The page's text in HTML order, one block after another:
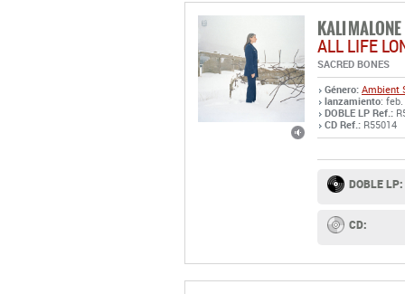
KALI MALONE
ALL LIFE
SACRED BONES
Género: Ambient
lanzamiento:
DOBLE LP Ref.:
CD Ref.: R55014
DOBLE LP:
CD: